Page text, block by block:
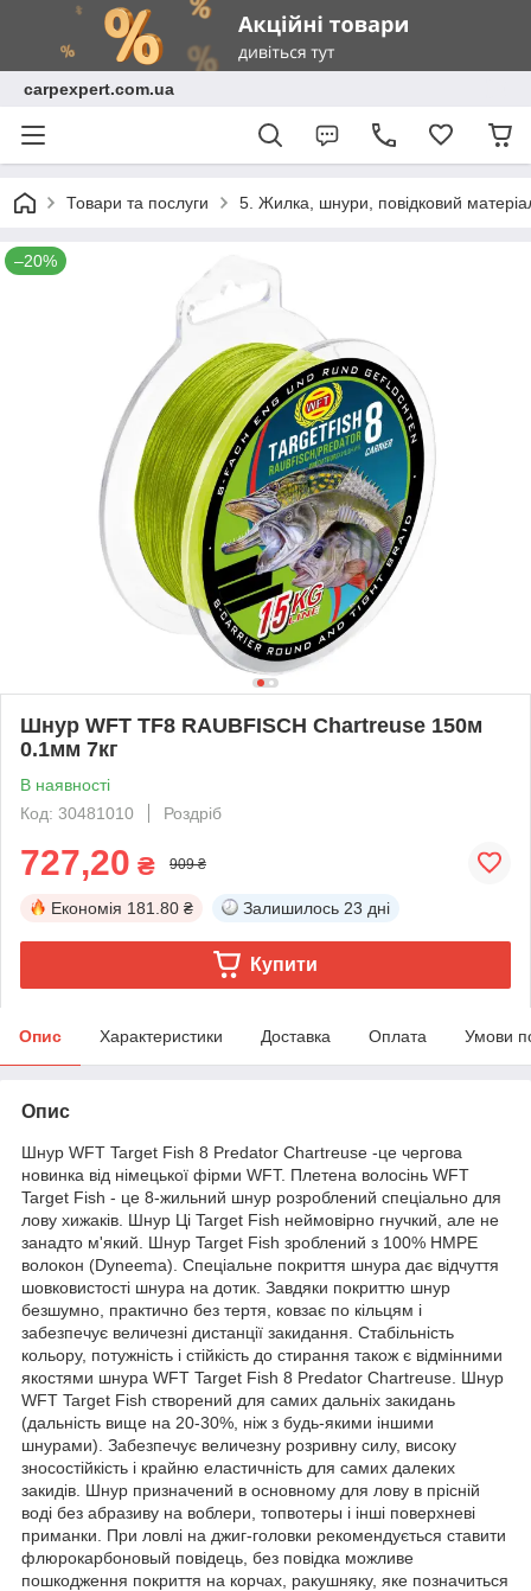
carpexpert.com.ua
Товари та послуги 5. Жилка, шнури, повідковий
–20%
Шнур WFT TF8 RAUBFISCH Chartreuse 150м
0.1мм 7кг
В наявності
Код: 30481010
Роздріб
727,20 ₴ 909 ₴
Економія 181.80 ₴ Залишилось 23 дні
Купити
Опис Характеристики Доставка Оплата Умови
Опис
Шнур WFT Target Fish 8 Predator Chartreuse -це чергова
новинка від німецької фірми WFT. Плетена волосінь WFT
Target Fish - це 8-жильний шнур розроблений спеціально для
лову хижаків. Шнур Ці Target Fish неймовірно гнучкий, але не
занадто м'який. Шнур Target Fish зроблений з 100% HMPE
волокон (Dyneema). Спеціальне покриття шнура дає відчуття
шовковистості шнура на дотик. Завдяки покриттю шнур
безшумно, практично без тертя, ковзає по кільцям і
забезпечує величезні дистанції закидання. Стабільність
кольору, потужність і стійкість до стирання також є відмінними
якостями шнура WFT Target Fish 8 Predator Chartreuse. Шнур
WFT Target Fish створений для самих дальніх закидань
(дальність вище на 20-30%, ніж з будь-якими іншими
шнурами). Забезпечує величезну розривну силу, високу
зносостійкість і крайню еластичність для самих далеких
закидів. Шнур призначений в основному для лову в прісній
воді без абразиву на воблери, топвотеры і інші поверхневі
приманки. При ловлі на джиг-головки рекомендується ставити
флюрокарбоновый повідець, без повідка можливе
пошкодження покриття на корчах, ракушняку, яке позначиться